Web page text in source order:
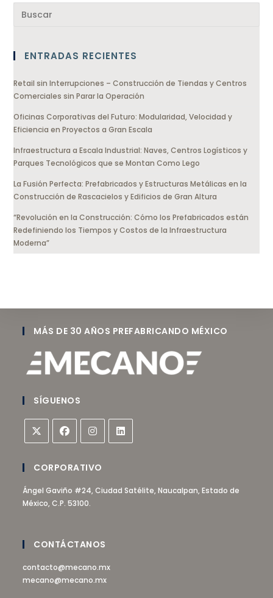
ENTRADAS RECIENTES
Retail sin Interrupciones – Construcción de Tiendas y Centros
Comerciales sin Parar la Operación
Oficinas Corporativas del Futuro: Modularidad, Velocidad y
Eficiencia en Proyectos a Gran Escala
Infraestructura a Escala Industrial: Naves, Centros Logísticos y
Parques Tecnológicos que se Montan Como Lego
La Fusión Perfecta: Prefabricados y Estructuras Metálicas en la
Construcción de Rascacielos y Edificios de Gran Altura
“Revolución en la Construcción: Cómo los Prefabricados están
Redefiniendo los Tiempos y Costos de la Infraestructura
Moderna”
MÁS DE 30 AÑOS PREFABRICANDO MÉXICO
SÍGUENOS
CORPORATIVO
Ángel Gaviño #24, Ciudad Satélite, Naucalpan, Estado de
México, C.P. 53100.
CONTÁCTANOS
contacto@mecano.mx
mecano@mecano.mx